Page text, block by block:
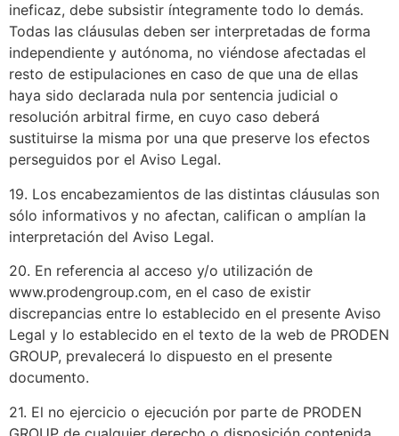
ineficaz, debe subsistir íntegramente todo lo demás.
Todas las cláusulas deben ser interpretadas de forma
independiente y autónoma, no viéndose afectadas el
resto de estipulaciones en caso de que una de ellas
haya sido declarada nula por sentencia judicial o
resolución arbitral firme, en cuyo caso deberá
sustituirse la misma por una que preserve los efectos
perseguidos por el Aviso Legal.
19. Los encabezamientos de las distintas cláusulas son
sólo informativos y no afectan, califican o amplían la
interpretación del Aviso Legal.
20. En referencia al acceso y/o utilización de
www.prodengroup.com, en el caso de existir
discrepancias entre lo establecido en el presente Aviso
Legal y lo establecido en el texto de la web de PRODEN
GROUP, prevalecerá lo dispuesto en el presente
documento.
21. El no ejercicio o ejecución por parte de PRODEN